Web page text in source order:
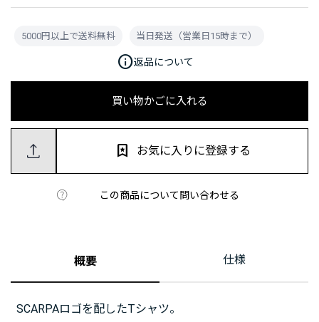
買い物かごに入れる
この商品について問い合わせる
お気に入りに登録する
5000円以上で送料無料 当日発送（営業日15時まで）
info返品について
概要 仕様
SCARPAロゴを配したTシャツ。